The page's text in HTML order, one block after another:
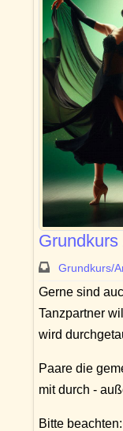
Grundkurs/
Gerne sind
Tanzpartner
wird
Paare die
mit durch -
Bitte beachten: